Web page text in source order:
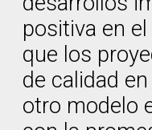
positiva en
que los
de calidad
otro modelo